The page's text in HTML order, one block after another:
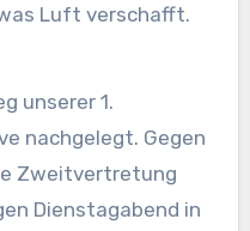
Luft verschafft.
unserer 1.
nachgelegt. Gegen
Zweitvertretung
Dienstagabend in